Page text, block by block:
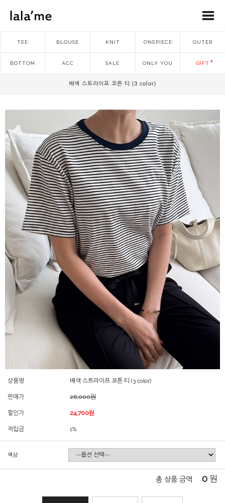
TEE BLOUSE KNIT ONEPIECE OUTER
BOTTOM ACC SALE ONLY YOU GIFT
배색 스트라이프 코튼 티 (3 color)
상품명 배색 스트라이프 코튼 티 (3 color)
판매가 26,000원
할인가 24,700원
적립금 1%
색상
총 상품 금액 0 원